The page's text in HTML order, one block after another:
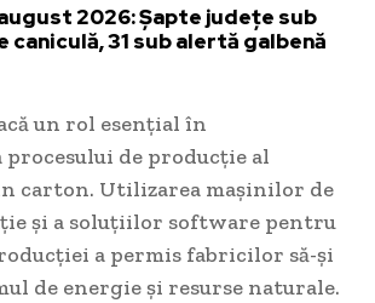
2026: Șapte județe sub
caniculă, 31 sub alertă galbenă
un rol esențial în
de producție al
carton. Utilizarea mașinilor de
și a soluțiilor software pentru
a permis fabricilor să-și
de energie și resurse naturale.